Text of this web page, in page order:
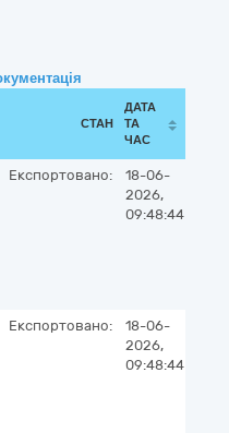
СТАН
ДАТА
ТА
ЧАС
Експортовано:
18-06-
2026,
09:48:44
Експортовано:
18-06-
2026,
09:48:44